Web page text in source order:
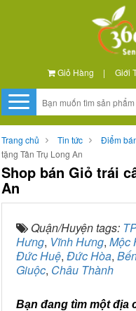
Giỏ Hàng | Giới
Trang chủ Tin tức Điểm
tặng Tân Trụ Long An
Shop bán Giỏ trái
An
Quận/Huyện tags:
Hưng, Vĩnh Hưng, Mộc
Đức Huệ, Đức Hòa,
Giuộc, Châu Thành
Bạn đang tìm một địa